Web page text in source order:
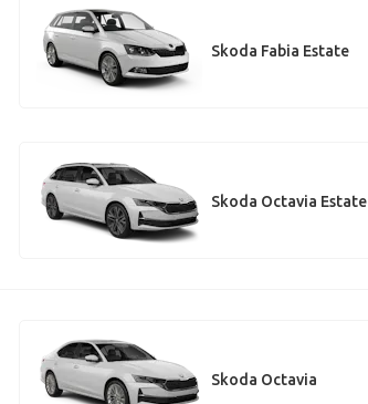
Skoda Fabia Estate
Skoda Octavia Estate
Skoda Octavia